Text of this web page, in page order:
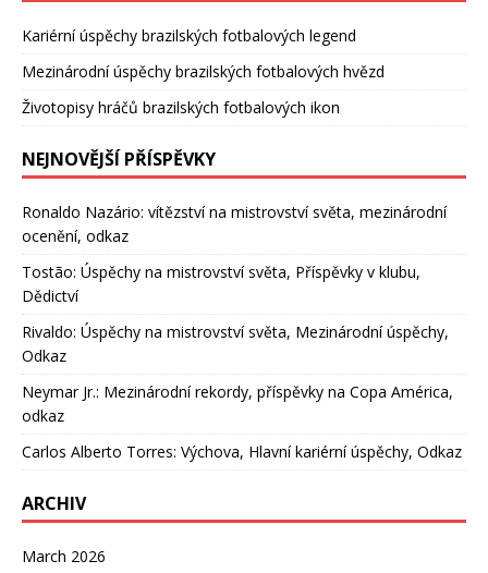
Kariérní úspěchy brazilských fotbalových legend
Mezinárodní úspěchy brazilských fotbalových hvězd
Životopisy hráčů brazilských fotbalových ikon
NEJNOVĚJŠÍ PŘÍSPĚVKY
Ronaldo Nazário: vítězství na mistrovství světa, mezinárodní
ocenění, odkaz
Tostão: Úspěchy na mistrovství světa, Příspěvky v klubu,
Dědictví
Rivaldo: Úspěchy na mistrovství světa, Mezinárodní úspěchy,
Odkaz
Neymar Jr.: Mezinárodní rekordy, příspěvky na Copa América,
odkaz
Carlos Alberto Torres: Výchova, Hlavní kariérní úspěchy, Odkaz
ARCHIV
March 2026